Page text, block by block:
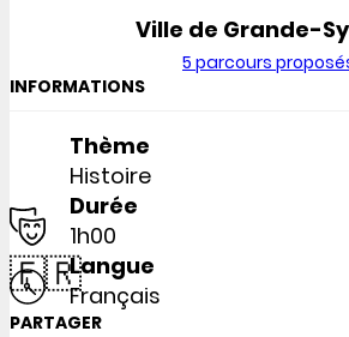
Ville de Grande-
5 parcours
INFORMATIONS
Thème
Histoire
Durée
1h00
🇫🇷Langue
Français
PARTAGER